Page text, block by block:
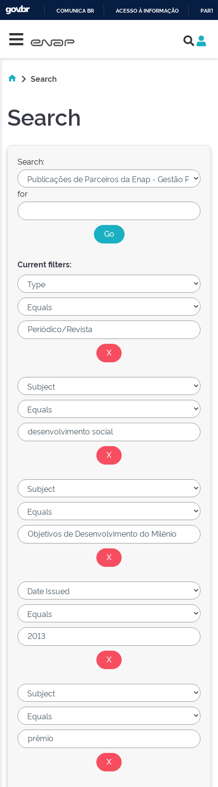
COMUNICA BR ACESSO À INFORMAÇÃO
Search
Search
Search:
for
Current filters: